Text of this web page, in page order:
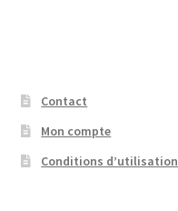
Contact
Mon compte
Conditions d’utilisation